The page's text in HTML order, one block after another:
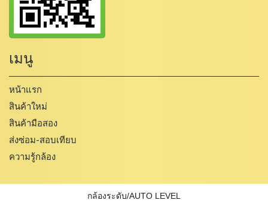
เมนู
หน้าแรก
สินค้าใหม่
สินค้ามือสอง
ส่งซ่อม-สอบเทียบ
ความรู้กล้อง
กล้องระดับ/AUTO LEVEL